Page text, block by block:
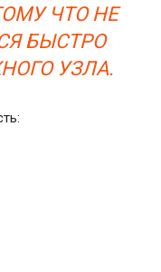
ЧТО НЕ
БЫСТРО
УЗЛА.